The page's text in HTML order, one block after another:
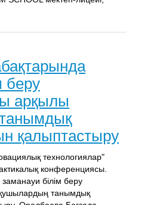
беру
арқылы
қалыптастыру
технологиялар"
конференциясы.
білім беру
танымдық